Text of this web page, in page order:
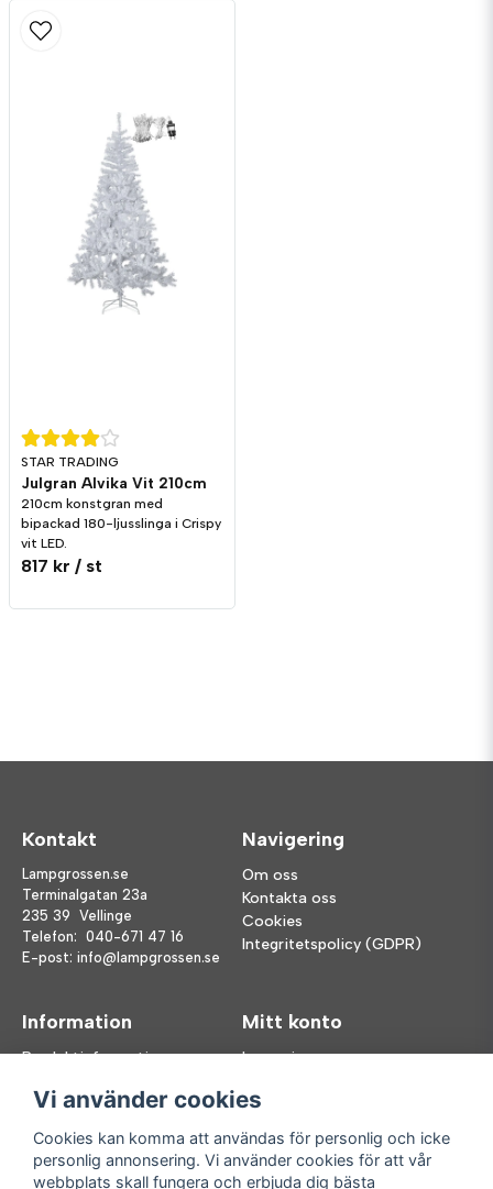
STAR TRADING
Julgran Alvika Vit 210cm
210cm konstgran med
bipackad 180-ljusslinga i Crispy
vit LED.
817 kr / st
Kontakt
Lampgrossen.se
Terminalgatan 23a
235 39 Vellinge
Telefon: 040-671 47 16
E-post: info@lampgrossen.se
Navigering
Om oss
Kontakta oss
Cookies
Integritetspolicy (GDPR)
Information
Produktinformation
FAQ
Mitt konto
Logga in
Glömt lösenord?
Följ oss Handla enkelt
Vi använder cookies
Cookies kan komma att användas för personlig och icke
personlig annonsering. Vi använder cookies för att vår
webbplats skall fungera och erbjuda dig bästa